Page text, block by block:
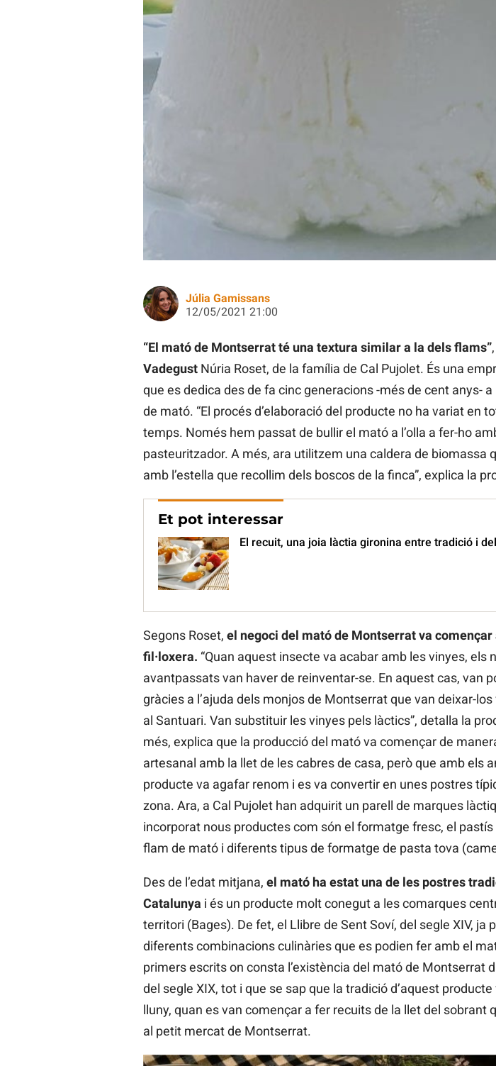
Júlia Gamissans
12/05/2021 21:00
“El mató de Montserrat té una textura similar a la dels flams”
VadegustNúria Roset, de la família de Cal Pujolet. És una
que es dedica des de fa cinc generacions -més de cent anys-
de mató. “El procés d’elaboració del producte no ha variat en
temps. Només hem passat de bullir el mató a l’olla a fer-ho
pasteuritzador. A més, ara utilitzem una caldera de biomassa
amb l’estella que recollim dels boscos de la finca”, explica la
Et pot interessar
El recuit, una joia làctia gironina entre tradició i
Segons Roset, el negoci del mató de Montserrat va començar
fil·loxera. “Quan aquest insecte va acabar amb les vinyes, els
avantpassats van haver de reinventar-se. En aquest cas, van
gràcies a l’ajuda dels monjos de Montserrat que van deixar-
al Santuari. Van substituir les vinyes pels làctics”, detalla la
més, explica que la producció del mató va començar de
artesanal amb la llet de les cabres de casa, però que amb els
producte va agafar renom i es va convertir en unes postres
zona. Ara, a Cal Pujolet han adquirit un parell de marques
incorporat nous productes com són el formatge fresc, el pastís
flam de mató i diferents tipus de formatge de pasta tova
Des de l’edat mitjana, el mató ha estat una de les postres
Catalunya i és un producte molt conegut a les comarques
territori (Bages). De fet, el Llibre de Sent Soví, del segle XIV, ja
diferents combinacions culinàries que es podien fer amb el
primers escrits on consta l’existència del mató de Montserrat
del segle XIX, tot i que se sap que la tradició d’aquest
lluny, quan es van començar a fer recuits de la llet del sobrant
al petit mercat de Montserrat.